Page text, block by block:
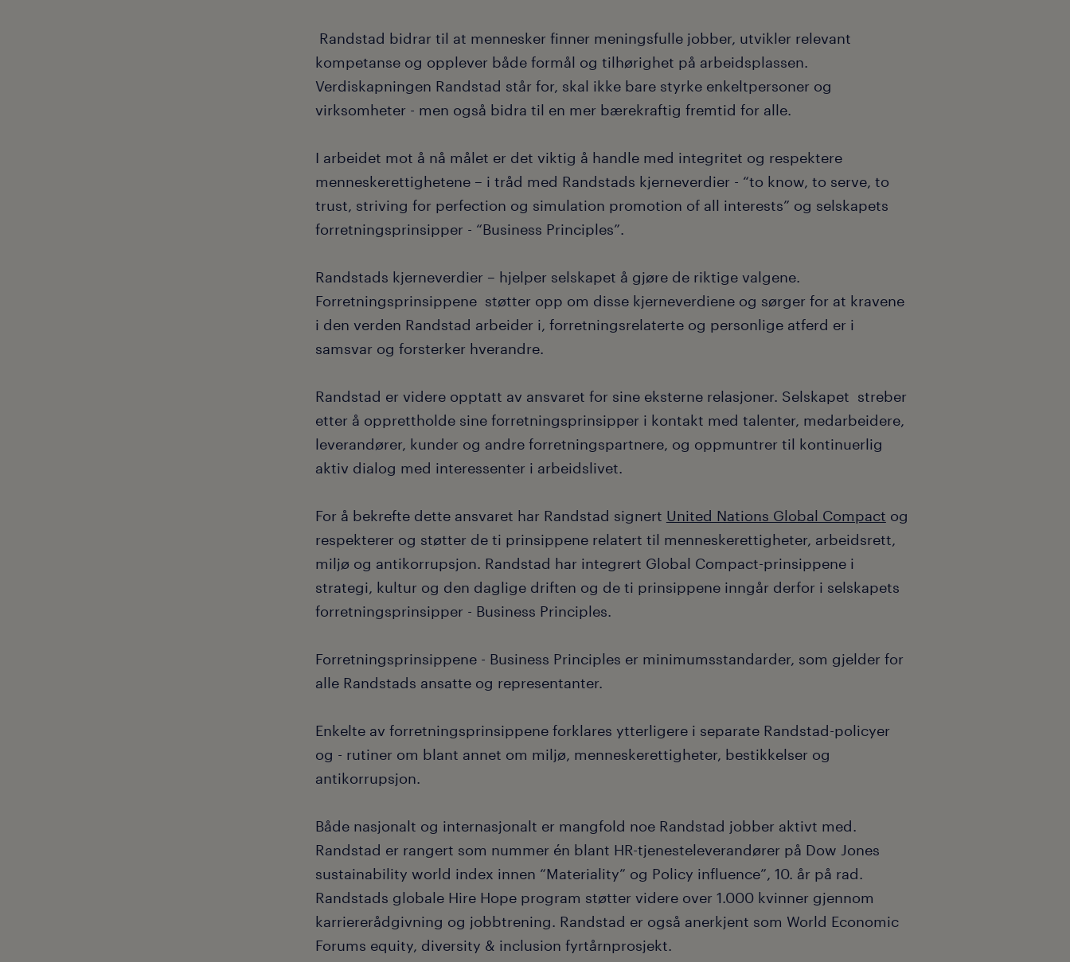
Randstad bidrar til at mennesker finner meningsfulle jobber, utvikler relevant
kompetanse og opplever både formål og tilhørighet på arbeidsplassen.
Verdiskapningen Randstad står for, skal ikke bare styrke enkeltpersoner og
virksomheter - men også bidra til en mer bærekraftig fremtid for alle.
I arbeidet mot å nå målet er det viktig å handle med integritet og respektere
menneskerettighetene – i tråd med Randstads kjerneverdier - “to know, to serve, to
trust, striving for perfection og simulation promotion of all interests” og selskapets
forretningsprinsipper - “Business Principles”.
Randstads kjerneverdier – hjelper selskapet å gjøre de riktige valgene.
Forretningsprinsippene støtter opp om disse kjerneverdiene og sørger for at kravene
i den verden Randstad arbeider i, forretningsrelaterte og personlige atferd er i
samsvar og forsterker hverandre.
Randstad er videre opptatt av ansvaret for sine eksterne relasjoner. Selskapet streber
etter å opprettholde sine forretningsprinsipper i kontakt med talenter, medarbeidere,
leverandører, kunder og andre forretningspartnere, og oppmuntrer til kontinuerlig
aktiv dialog med interessenter i arbeidslivet.
For å bekrefte dette ansvaret har Randstad signert United Nations Global Compact og
respekterer og støtter de ti prinsippene relatert til menneskerettigheter, arbeidsrett,
miljø og antikorrupsjon. Randstad har integrert Global Compact-prinsippene i
strategi, kultur og den daglige driften og de ti prinsippene inngår derfor i selskapets
forretningsprinsipper - Business Principles.
Forretningsprinsippene - Business Principles er minimumsstandarder, som gjelder for
alle Randstads ansatte og representanter.
Enkelte av forretningsprinsippene forklares ytterligere i separate Randstad-policyer
og - rutiner om blant annet om miljø, menneskerettigheter, bestikkelser og
antikorrupsjon.
Både nasjonalt og internasjonalt er mangfold noe Randstad jobber aktivt med.
Randstad er rangert som nummer én blant HR-tjenesteleverandører på Dow Jones
sustainability world index innen “Materiality” og Policy influence”, 10. år på rad.
Randstads globale Hire Hope program støtter videre over 1.000 kvinner gjennom
karriererådgivning og jobbtrening. Randstad er også anerkjent som World Economic
Forums equity, diversity & inclusion fyrtårnprosjekt.